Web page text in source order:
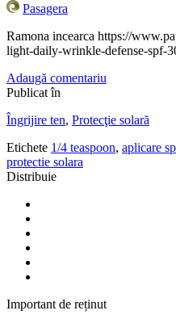
Pasagera
Ramona incearca https://
light-daily-wrinkle-defense-spf-
Adaugă comentariu
Publicat în
Îngrijire ten, Protecţie solară
Etichete 1/4 teaspoon, aplicare
protectie solara
Distribuie
Important de reținut